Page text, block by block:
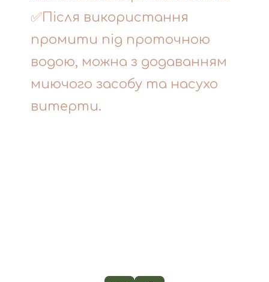
✅Після використання
промити під проточною
водою, можна з додаванням
миючого засобу та насухо
витерти.